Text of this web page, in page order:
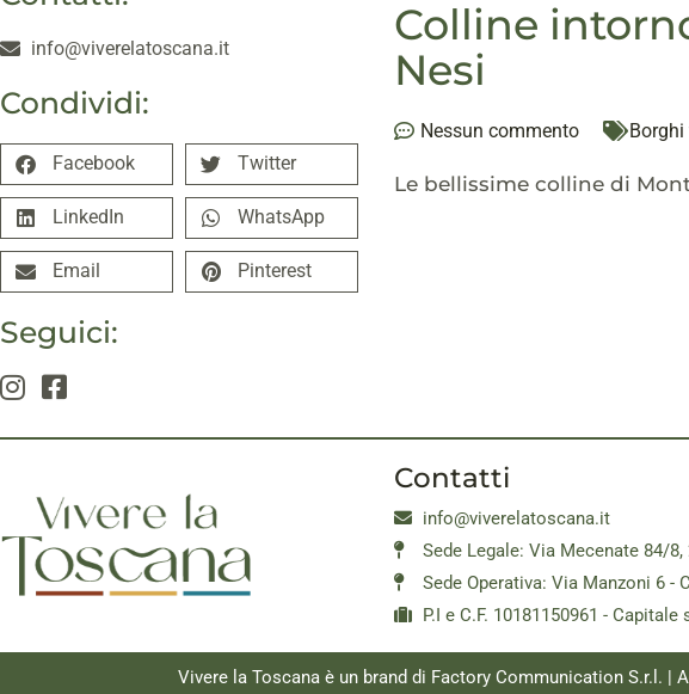
info@viverelatoscana.it
Condividi:
Facebook Twitter
LinkedIn WhatsApp
Email Pinterest
Seguici:
Colline
Nesi
Nessun commento
Le bellissime colline di
Contatti
info@viverelatoscana.it
Sede Legale: Via Mecenate 84/
Sede Operativa: Via Manzoni 6 -
P.I e C.F. 10181150961 -
Vivere la Toscana è un brand di Factory Communication S.r.l. |